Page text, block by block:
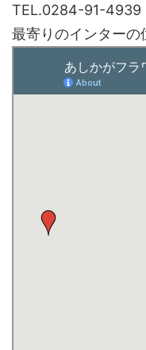
TEL.0284-91-4939
最寄りのインターの